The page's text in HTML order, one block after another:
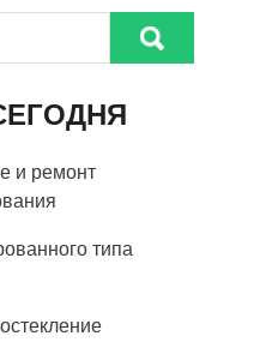
и ремонт
типа